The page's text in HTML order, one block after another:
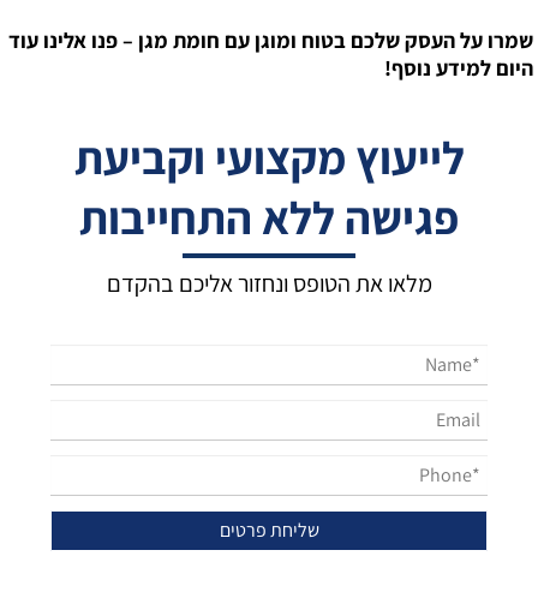
שמרו על העסק שלכם בטוח ומוגן עם חומת מגן – פנו אלינו עוד
היום למידע נוסף!
לייעוץ מקצועי וקביעת
פגישה ללא התחייבות
מלאו את הטופס ונחזור אליכם בהקדם